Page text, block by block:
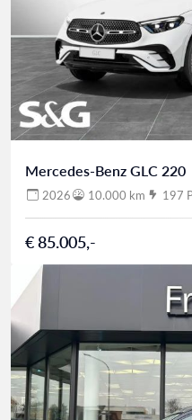
Mercedes-Benz GLC 220
2026 10.000 km 197
€ 85.005,-